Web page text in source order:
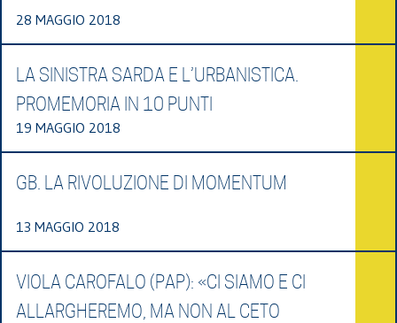
28 MAGGIO 2018
LA SINISTRA SARDA E L’URBANISTICA.
PROMEMORIA IN 10 PUNTI
19 MAGGIO 2018
GB. LA RIVOLUZIONE DI MOMENTUM
13 MAGGIO 2018
VIOLA CAROFALO (PAP): «CI SIAMO E CI
ALLARGHEREMO, MA NON AL CETO